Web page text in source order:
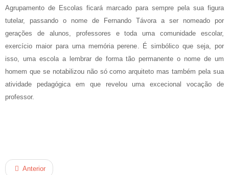
Agrupamento de Escolas ficará marcado para sempre pela sua figura
tutelar, passando o nome de Fernando Távora a ser nomeado por
gerações de alunos, professores e toda uma comunidade escolar,
exercício maior para uma memória perene. É simbólico que seja, por
isso, uma escola a lembrar de forma tão permanente o nome de um
homem que se notabilizou não só como arquiteto mas também pela sua
atividade pedagógica em que revelou uma excecional vocação de
professor.
Anterior